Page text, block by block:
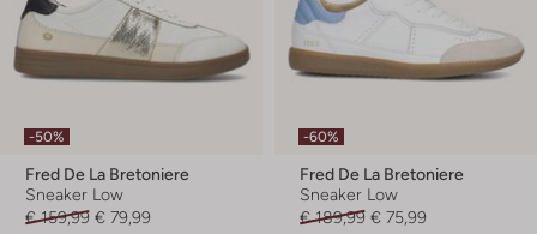
-50%
Fred De La Bretoniere
Sneaker Low
€ 159,99 € 79,99
-60%
Fred De La Bretoniere
Sneaker Low
€ 189,99 € 75,99